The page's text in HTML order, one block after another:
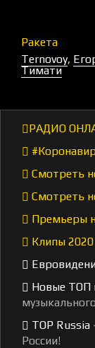
Ракета
Ternovoy,
Тимати
РАДИО
Смотреть
Смотреть
Премьеры
Клипы 2020
Новые ТОП
TOP Russia
России!